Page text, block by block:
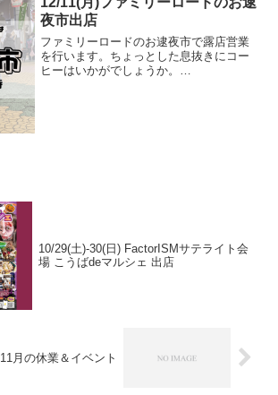
夜市出店
ファミリーロードのお逮夜市で露店営業
を行います。ちょっとした息抜きにコー
ヒーはいかがでしょうか。
10/29(土)-30(日) FactorISMサテライト会
場 こうばdeマルシェ 出店
11月の休業＆イベント